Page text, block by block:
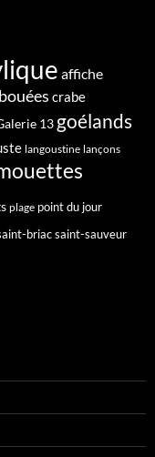
affiche
bouées crabe
13 goélands
langoustine lançons
plage point du jour
briacsaint-sauveur